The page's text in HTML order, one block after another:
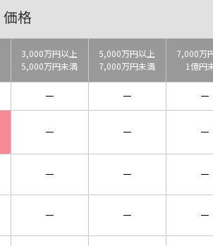
価格
3,000万円以上
5,000万円未満
5,000万円以上
7,000万円未満
7,000万
1億円
－ － －
－ － －
－ － －
－ － －